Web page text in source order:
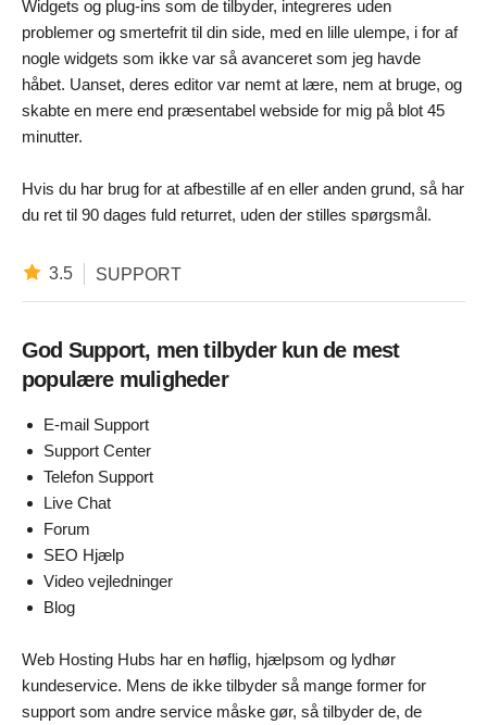
Widgets og plug-ins som de tilbyder, integreres uden
problemer og smertefrit til din side, med en lille ulempe, i for af
nogle widgets som ikke var så avanceret som jeg havde
håbet. Uanset, deres editor var nemt at lære, nem at bruge, og
skabte en mere end præsentabel webside for mig på blot 45
minutter.
Hvis du har brug for at afbestille af en eller anden grund, så har
du ret til 90 dages fuld returret, uden der stilles spørgsmål.
3.5 SUPPORT
God Support, men tilbyder kun de mest
populære muligheder
E-mail Support
Support Center
Telefon Support
Live Chat
Forum
SEO Hjælp
Video vejledninger
Blog
Web Hosting Hubs har en høflig, hjælpsom og lydhør
kundeservice. Mens de ikke tilbyder så mange former for
support som andre service måske gør, så tilbyder de, de